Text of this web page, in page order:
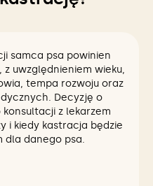
samca psa powinien
uwzględnieniem wieku,
tempa rozwoju oraz
Decyzję o
z lekarzem
i kiedy kastracja będzie
dla danego psa.